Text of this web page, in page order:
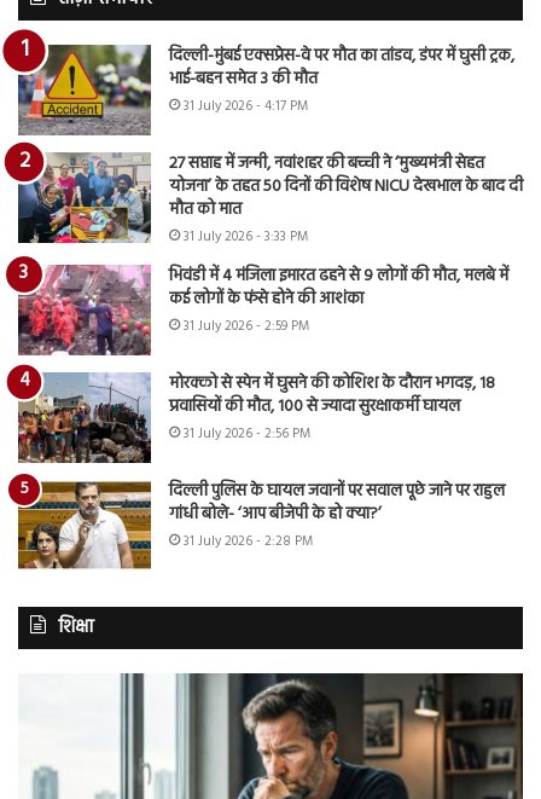
दिल्ली-मुंबई एक्सप्रेस-वे पर मौत का तांडव, डंपर में घुसी ट्रक,
भाई-बहन समेत 3 की मौत
31 July 2026 - 4:17 PM
27 सप्ताह में जन्मी, नवांशहर की बच्ची ने ‘मुख्यमंत्री सेहत
योजना’ के तहत 50 दिनों की विशेष NICU देखभाल के बाद दी
मौत को मात
31 July 2026 - 3:33 PM
भिवंडी में 4 मंजिला इमारत ढहने से 9 लोगों की मौत, मलबे में
कई लोगों के फंसे होने की आशंका
31 July 2026 - 2:59 PM
मोरक्को से स्पेन में घुसने की कोशिश के दौरान भगदड़, 18
प्रवासियों की मौत, 100 से ज्यादा सुरक्षाकर्मी घायल
31 July 2026 - 2:56 PM
दिल्ली पुलिस के घायल जवानों पर सवाल पूछे जाने पर राहुल
गांधी बोले- ‘आप बीजेपी के हो क्या?’
31 July 2026 - 2:28 PM
शिक्षा